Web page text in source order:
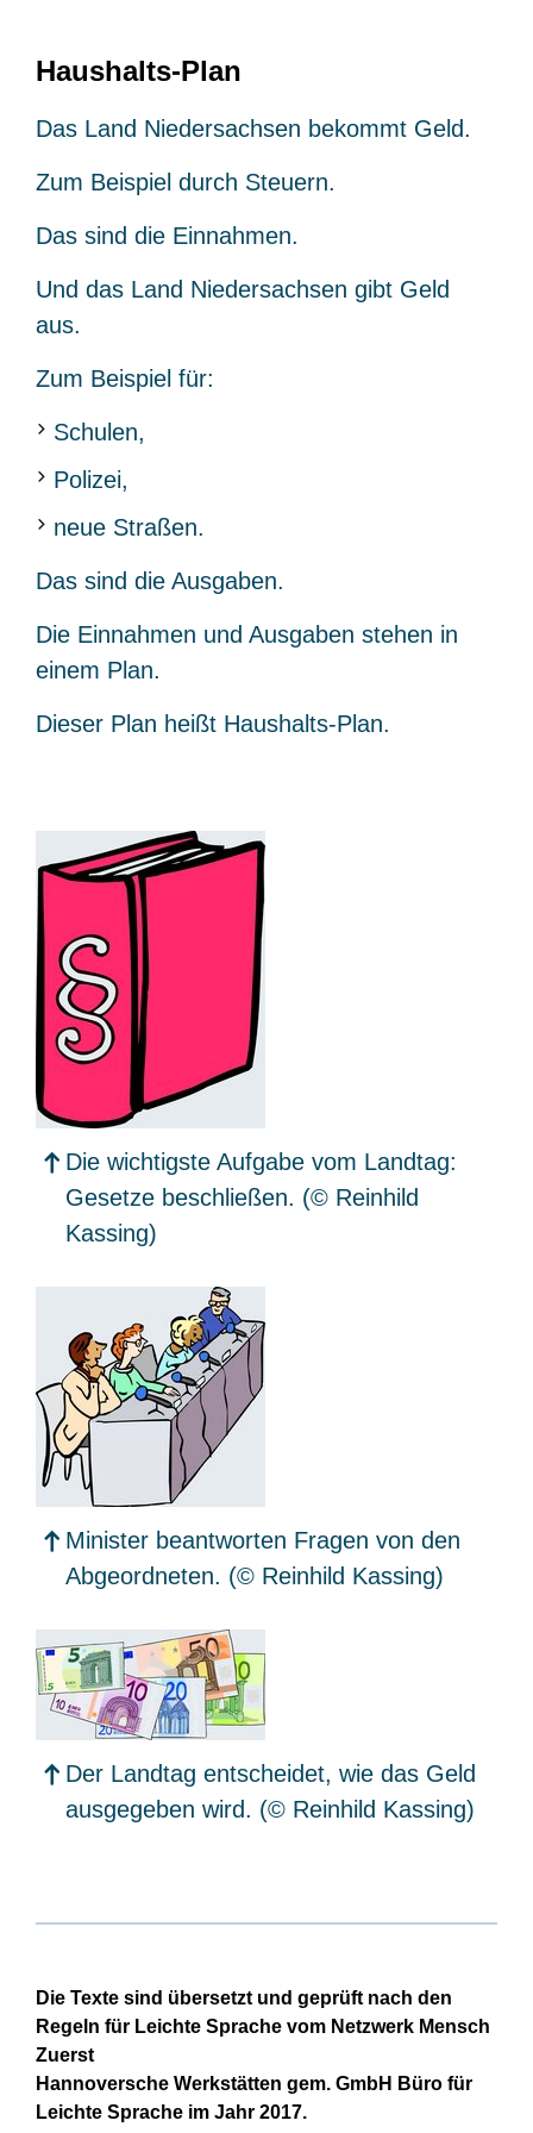
Haushalts-Plan
Das Land Niedersachsen bekommt Geld.
Zum Beispiel durch Steuern.
Das sind die Einnahmen.
Und das Land Niedersachsen gibt Geld
aus.
Zum Beispiel für:
Schulen,
Polizei,
neue Straßen.
Das sind die Ausgaben.
Die Einnahmen und Ausgaben stehen in
einem Plan.
Dieser Plan heißt Haushalts-Plan.
Die wichtigste Aufgabe vom Landtag:
Gesetze beschließen. (© Reinhild
Kassing)
Minister beantworten Fragen von den
Abgeordneten. (© Reinhild Kassing)
Der Landtag entscheidet, wie das Geld
ausgegeben wird. (© Reinhild Kassing)
Die Texte sind übersetzt und geprüft nach den
Regeln für Leichte Sprache vom Netzwerk Mensch
Zuerst
Hannoversche Werkstätten gem. GmbH Büro für
Leichte Sprache im Jahr 2017.